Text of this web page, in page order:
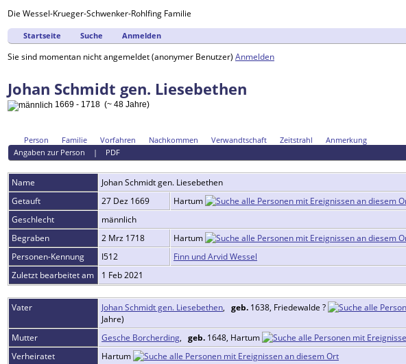
Die Wessel-Krueger-Schwenker-Rohlfing Familie
Startseite Suche Anmelden
Sie sind momentan nicht angemeldet (anonymer Benutzer) Anmelden
Johan Schmidt gen. Liesebethen
1669 - 1718 (~ 48 Jahre)
Person Familie Vorfahren Nachkommen Verwandtschaft Zeitstrahl
Anmerkung
Angaben zur Person | PDF
Name JohanSchmidt gen. Liesebethen
Getauft
27 Dez 1669
Hartum
Geschlecht
männlich
Begraben
2 Mrz 1718
Hartum
Personen-Kennung
I512
Finn und Arvid Wessel
Zuletzt bearbeitet am
1 Feb 2021
Vater Johan Schmidt gen. Liesebethen, geb. 1638, Friedewalde ?
Jahre)
Mutter
Gesche Borcherding, geb. 1648, Hartum
Verheiratet
Hartum